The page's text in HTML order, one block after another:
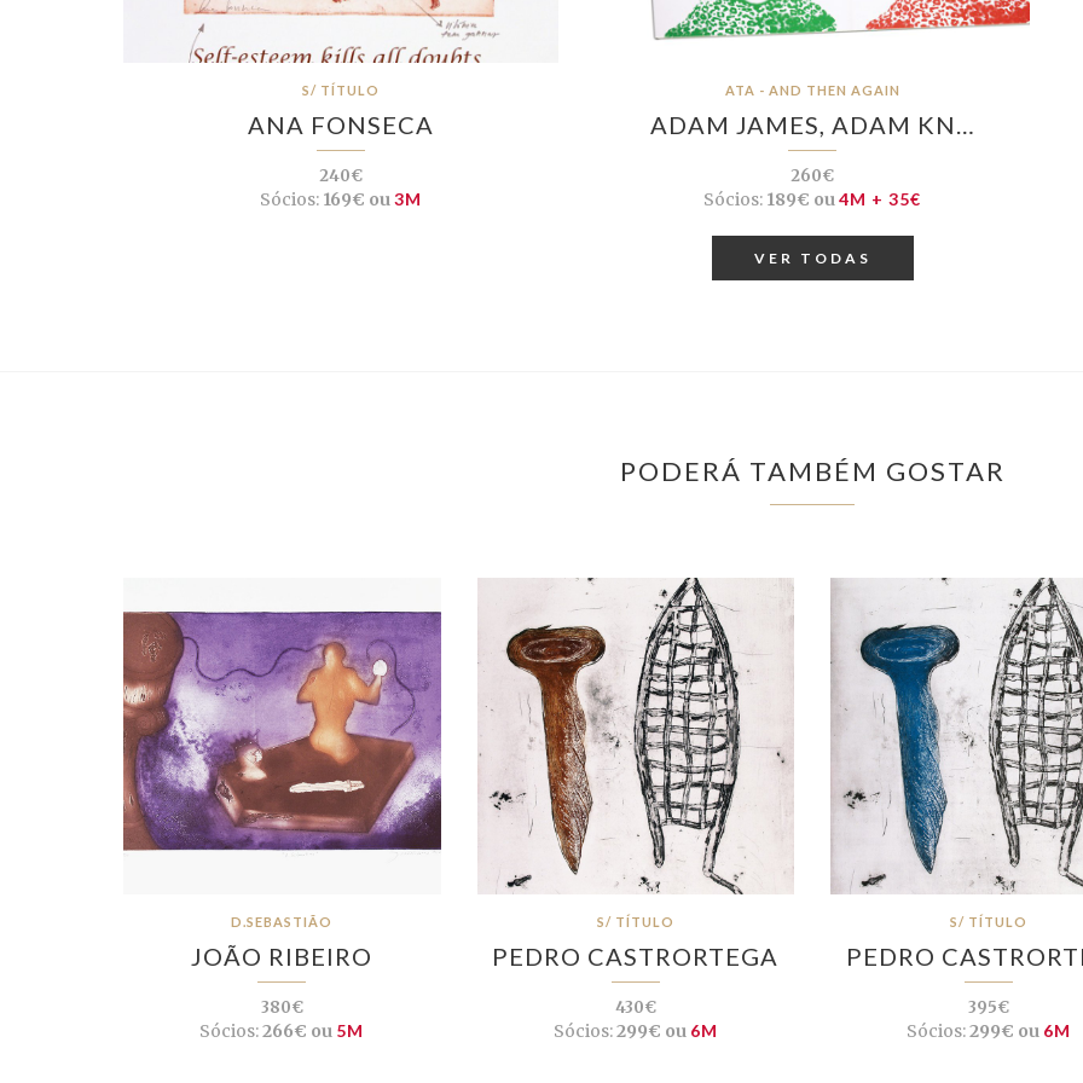
S/ TÍTULO
ANA FONSECA
240€
Sócios: 169€ ou3M
ATA - AND THEN AGAIN
ADAM JAMES, ADAM KN…
260€
Sócios: 189€ ou4M + 35€
VER TODAS
PODERÁ TAMBÉM GOSTAR
D.SEBASTIÃO
JOÃO RIBEIRO
380€
Sócios:266€ ou 5M
S/ TÍTULO
PEDRO CASTRORTEGA
430€
Sócios:299€ ou 6M
S/ TÍTULO
PEDRO
395€
Sócios:299€ ou 6M